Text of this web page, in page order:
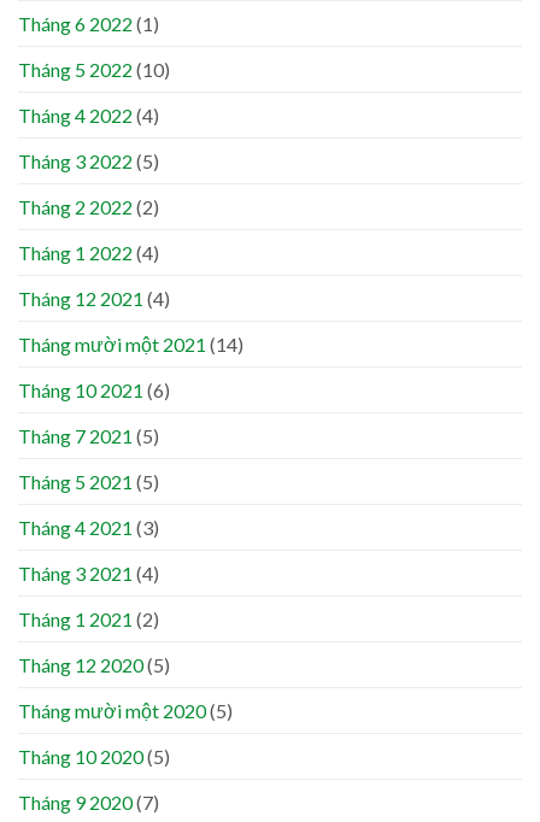
Tháng 6 2022 (1)
Tháng 5 2022 (10)
Tháng 4 2022 (4)
Tháng 3 2022 (5)
Tháng 2 2022 (2)
Tháng 1 2022 (4)
Tháng 12 2021 (4)
Tháng mười một 2021 (14)
Tháng 10 2021 (6)
Tháng 7 2021 (5)
Tháng 5 2021 (5)
Tháng 4 2021 (3)
Tháng 3 2021 (4)
Tháng 1 2021 (2)
Tháng 12 2020(5)
Tháng mười một 2020(5)
Tháng 10 2020(5)
Tháng 9 2020(7)